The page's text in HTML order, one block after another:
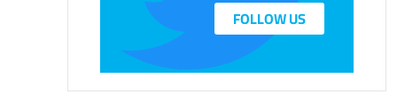
FOLLOW US